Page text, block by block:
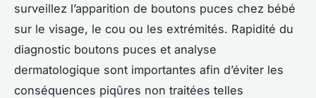
surveillez l’apparition de boutons puces chez bébé
sur le visage, le cou ou les extrémités. Rapidité du
diagnostic boutons puces et analyse
dermatologique sont importantes afin d’éviter les
conséquences piqûres non traitées telles